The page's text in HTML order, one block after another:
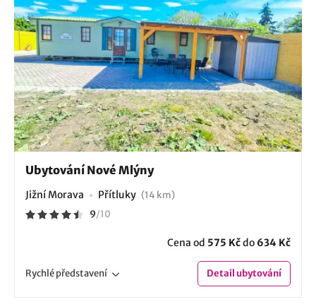
Ubytování Nové Mlýny
Jižní Morava Přítluky (14 km)
9/10
Cena od 575 Kčdo 634 Kč
Rychlépředstavení Detailubytování